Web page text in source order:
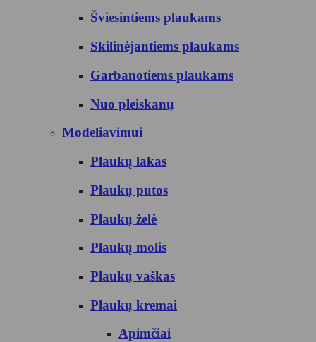
Šviesintiems plaukams
Skilinėjantiems plaukams
Garbanotiems plaukams
Nuo pleiskanų
Modeliavimui
Plaukų lakas
Plaukų putos
Plaukų želė
Plaukų molis
Plaukų vaškas
Plaukų kremai
Apimčiai